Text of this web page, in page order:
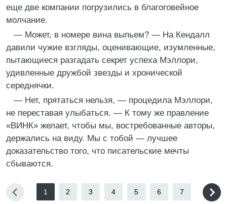
еще две компании погрузились в благоговейное
молчание.
— Может, в номере вина выпьем? — На Кендалл
давили чужие взгляды, оценивающие, изумленные,
пытающиеся разгадать секрет успеха Мэллори,
удивленные дружбой звезды и хронической
середнячки.
— Нет, прятаться нельзя, — процедила Мэллори,
не переставая улыбаться. — К тому же правление
«ВИНК» желает, чтобы мы, востребованные авторы,
держались на виду. Мы с тобой — лучшее
доказательство того, что писательские мечты
сбываются.
1 2 3 4 5 6 7